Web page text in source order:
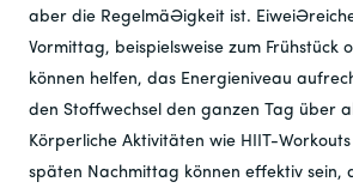
aber die Regelmäßigkeit ist.
Vormittag, beispielsweise zum Frühstück
können helfen, das Energieniveau
den Stoffwechsel den ganzen Tag über
Körperliche Aktivitäten wie HIIT-
späten Nachmittag können effektiv sein,